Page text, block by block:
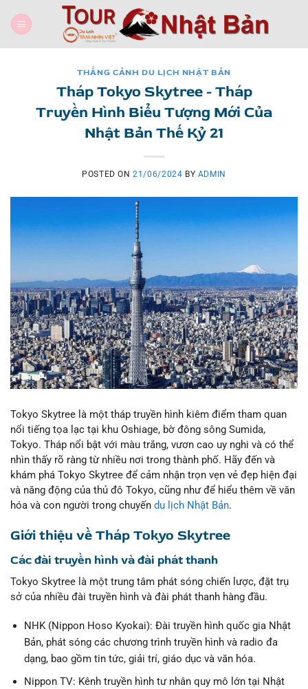
content
THẮNG CẢNH DU LỊCH NHẬT BẢN
Tháp Tokyo Skytree - Tháp
Truyền Hình Biểu Tượng Mới Của
Nhật Bản Thế Kỷ 21
POSTED ON21/06/2024 BY ADMIN
Tokyo Skytree là một tháp truyền hình kiêm điểm tham quan
nổi tiếng tọa lạc tại khu Oshiage, bờ đông sông Sumida,
Tokyo. Tháp nổi bật với màu trắng, vươn cao uy nghi và có thể
nhìn thấy rõ ràng từ nhiều nơi trong thành phố. Hãy đến và
khám phá Tokyo Skytree để cảm nhận trọn vẹn vẻ đẹp hiện đại
và năng động của thủ đô Tokyo, cũng như để hiểu thêm về văn
hóa và con người trong chuyến du lịch Nhật Bản.
Giới thiệu về Tháp Tokyo Skytree
Các đài truyền hình và đài phát thanh
Tokyo Skytree là một trung tâm phát sóng chiến lược, đặt trụ
sở của nhiều đài truyền hình và đài phát thanh hàng đầu.
NHK (Nippon Hoso Kyokai): Đài truyền hình quốc gia Nhật
Bản, phát sóng các chương trình truyền hình và radio đa
dạng, bao gồm tin tức, giải trí, giáo dục và văn hóa.
Nippon TV: Kênh truyền hình tư nhân quy mô lớn tại Nhật